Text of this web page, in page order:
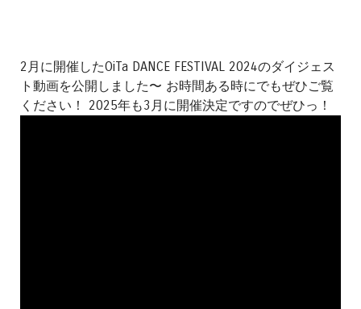
2月に開催したOiTa DANCE FESTIVAL 2024のダイジェス
ト動画を公開しました〜 お時間ある時にでもぜひご覧
ください！ 2025年も3月に開催決定ですのでぜひっ！